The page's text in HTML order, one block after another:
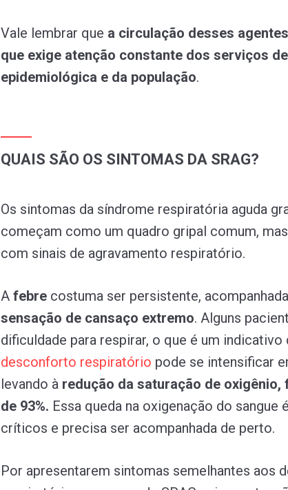
Vale lembrar que a circulação desses
que exige atenção constante dos serviços
epidemiológica e da população.
QUAIS SÃO OS SINTOMAS DA SRAG?
Os sintomas da síndrome respiratória aguda
começam como um quadro gripal comum,
com sinais de agravamento respiratório.
A febre costuma ser persistente,
sensação de cansaço extremo. Alguns
dificuldade para respirar, o que é um indicativo
desconforto respiratório pode se intensificar
levando à redução da saturação de oxigênio,
de 93%. Essa queda na oxigenação do sangue
críticos e precisa ser acompanhada de perto.
Por apresentarem sintomas semelhantes aos